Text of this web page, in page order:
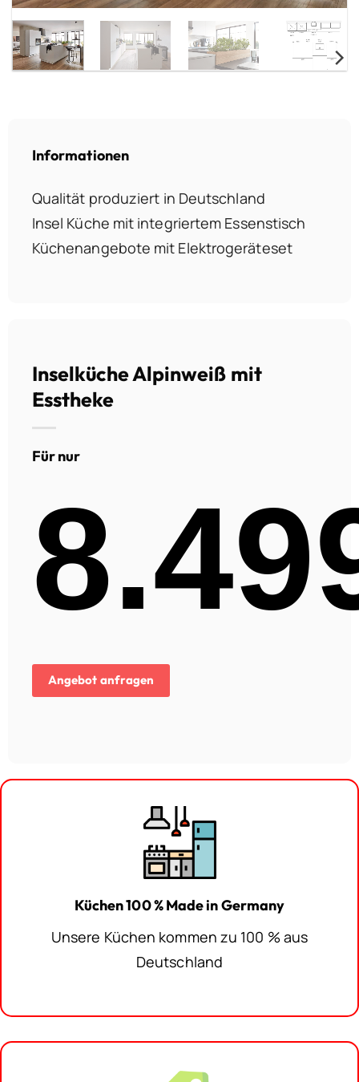
Informationen
Qualität produziert in Deutschland
Insel Küche mit integriertem Essenstisch
Küchenangebote mit Elektrogeräteset
Inselküche Alpinweiß mit
Esstheke
Für nur
Angebot anfragen
Küchen 100 % Made in Germany
Unsere Küchen kommen zu 100 % aus
Deutschland